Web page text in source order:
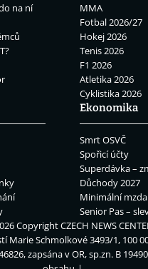
na ní
MMA
Fotbal 2026/27
Hokej 2026
Tenis 2026
F1 2026
Atletika 2026
Cyklistika 2026
Ekonomika
Smrt OSVČ
Spořicí účty
Superdávka –
Důchody 2027
Minimální
Senior Pas –
CopyrightCZECH NEWS
Marie Schmolkové 3493/1, 100
zapsána v OR, sp.zn. B